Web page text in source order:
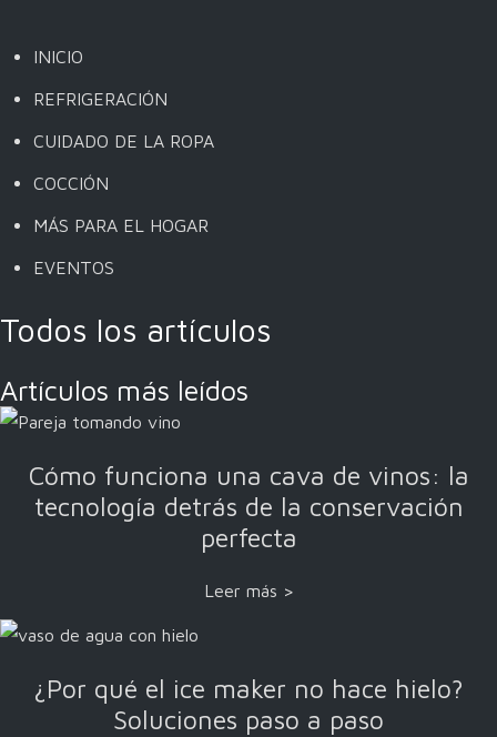
INICIO
REFRIGERACIÓN
CUIDADO DE LA ROPA
COCCIÓN
MÁS PARA EL HOGAR
EVENTOS
Todos los artículos
Artículos más leídos
Cómo funciona una cava de vinos: la
tecnología detrás de la conservación
perfecta
Leer más >
¿Por qué el ice maker no hace hielo?
Soluciones paso a paso